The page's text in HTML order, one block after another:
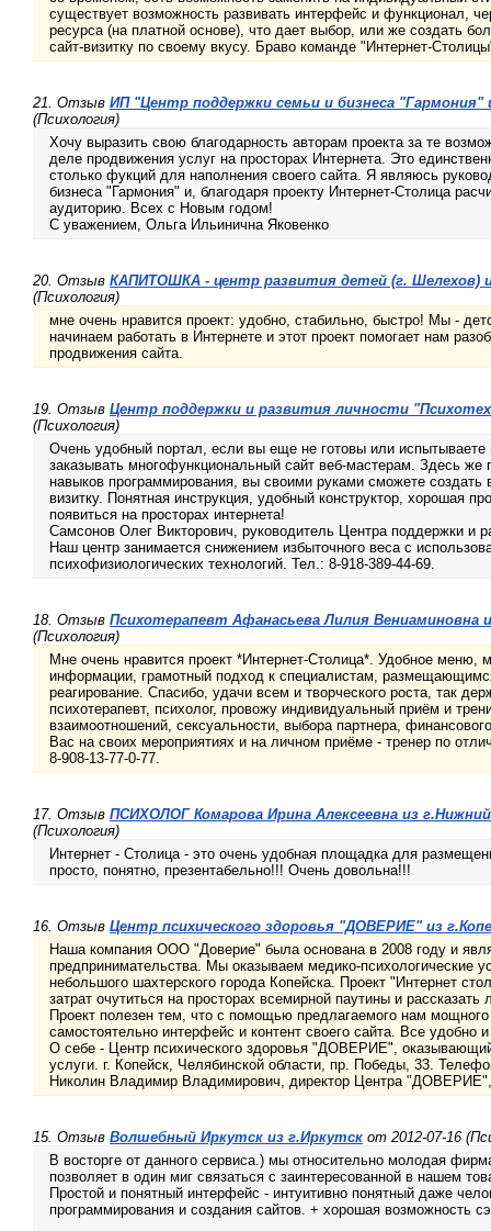
существует возможность развивать интерфейс и функционал,
ресурса (на платной основе), что дает выбор, или же создать
сайт-визитку по своему вкусу. Браво команде "Интернет-
21. Отзыв ИП "Центр поддержки семьи и бизнеса "Гармония"
(Психология)
Хочу выразить свою благодарность авторам проекта за те
деле продвижения услуг на просторах Интернета. Это
столько фукций для наполнения своего сайта. Я являюсь
бизнеса "Гармония" и, благодаря проекту Интернет-Столица
аудиторию. Всех с Новым годом!
С уважением, Ольга Ильинична Яковенко
20. Отзыв КАПИТОШКА - центр развития детей (г. Шелехов)
(Психология)
мне очень нравится проект: удобно, стабильно, быстро! Мы -
начинаем работать в Интернете и этот проект помогает нам
продвижения сайта.
19. Отзыв Центр поддержки и развития личности
(Психология)
Очень удобный портал, если вы еще не готовы или испытываете
заказывать многофункциональный сайт веб-мастерам. Здесь же
навыков программирования, вы своими руками сможете создать
визитку. Понятная инструкция, удобный конструктор, хорошая
появиться на просторах интернета!
Самсонов Олег Викторович, руководитель Центра поддержки и
Наш центр занимается снижением избыточного веса с
психофизиологических технологий. Тел.: 8-918-389-44-69.
18. Отзыв Психотерапевт Афанасьева Лилия Вениаминовна
(Психология)
Мне очень нравится проект *Интернет-Столица*. Удобное меню,
информации, грамотный подход к специалистам,
реагирование. Спасибо, удачи всем и творческого роста, так
психотерапевт, психолог, провожу индивидуальный приём и
взаимоотношений, сексуальности, выбора партнера,
Вас на своих мероприятиях и на личном приёме - тренер по
8-908-13-77-0-77.
17. Отзыв ПСИХОЛОГ Комарова Ирина Алексеевна из
(Психология)
Интернет - Столица - это очень удобная площадка для
просто, понятно, презентабельно!!! Очень довольна!!!
16. Отзыв Центр психического здоровья "ДОВЕРИЕ" из
Наша компания ООО "Доверие" была основана в 2008 году и
предпринимательства. Мы оказываем медико-психологические
небольшого шахтерского города Копейска. Проект "Интернет
затрат очутиться на просторах всемирной паутины и
Проект полезен тем, что с помощью предлагаемого нам
самостоятельно интерфейс и контент своего сайта. Все удобно
О себе - Центр психического здоровья "ДОВЕРИЕ",
услуги. г. Копейск, Челябинской области, пр. Победы, 33.
Николин Владимир Владимирович, директор Центра
15. Отзыв Волшебный Иркутск из г.Иркутск от 2012-07-16
В восторге от данного сервиса.) мы относительно молодая
позволяет в один миг связаться с заинтересованной в нашем
Простой и понятный интерфейс - интуитивно понятный даже
программирования и создания сайтов. + хорошая возможность